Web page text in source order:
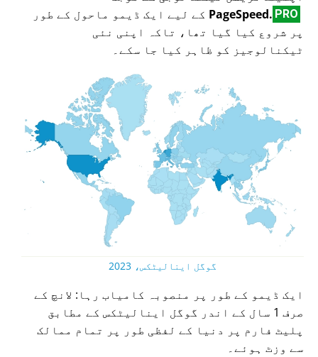
PageSpeed. PRO
کے لیے ایک ڈیمو ماحول کے طور
پر شروع کیا گیا تھا، تاکہ اپنی نئی
ٹیکنالوجیز کو ظاہر کیا جا سکے۔
گوگل اینالیٹکس، 2023
ایک ڈیمو کے طور پر منصوبہ کامیاب رہا: لانچ کے
صرف 1 سال کے اندر گوگل اینالیٹکس کے مطابق
پلیٹ فارم پر دنیا کے لفظی طور پر تمام ممالک
سے وزٹ ہوئے۔